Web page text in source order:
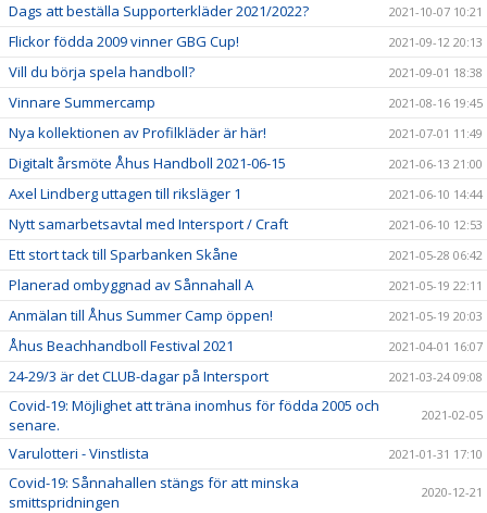
Dags att beställa Supporterkläder 2021/2022? 2021-10-07 10:21
Flickor födda 2009 vinner GBG Cup! 2021-09-12 20:13
Vill du börja spela handboll? 2021-09-01 18:38
Vinnare Summercamp 2021-08-16 19:45
Nya kollektionen av Profilkläder är här! 2021-07-01 11:49
Digitalt årsmöte Åhus Handboll 2021-06-15 2021-06-13 21:00
Axel Lindberg uttagen till riksläger 1 2021-06-10 14:44
Nytt samarbetsavtal med Intersport / Craft 2021-06-10 12:53
Ett stort tack till Sparbanken Skåne 2021-05-28 06:42
Planerad ombyggnad av Sånnahall A 2021-05-19 22:11
Anmälan till Åhus Summer Camp öppen! 2021-05-19 20:03
Åhus Beachhandboll Festival 2021 2021-04-01 16:07
24-29/3 är det CLUB-dagar på Intersport 2021-03-24 09:08
Covid-19: Möjlighet att träna inomhus för födda 2005 och
senare.
2021-02-05
Varulotteri - Vinstlista 2021-01-31 17:10
Covid-19: Sånnahallen stängs för att minska
smittspridningen
2020-12-21